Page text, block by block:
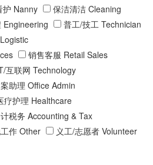
护 Nanny
保洁清洁 Cleaning
Engineering
普工/技工 Technician
销售客服 Retail Sales
互联网 Technology
助理 Office Admin
疗护理 Healthcare
税务 Accounting & Tax
作 Other
义工/志愿者 Volunteer